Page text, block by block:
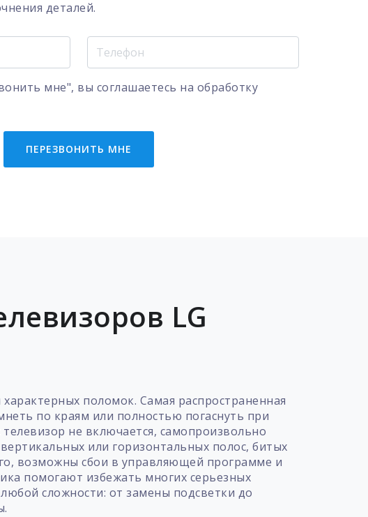
деталей.
мне", вы соглашаетесь на обработку
ПЕРЕЗВОНИТЬ МНЕ
LG
поломок. Самая распространенная
по краям или полностью погаснуть при
не включается, самопроизвольно
или горизонтальных полос, битых
возможны сбои в управляющей программе и
помогают избежать многих серьезных
сложности: от замены подсветки до